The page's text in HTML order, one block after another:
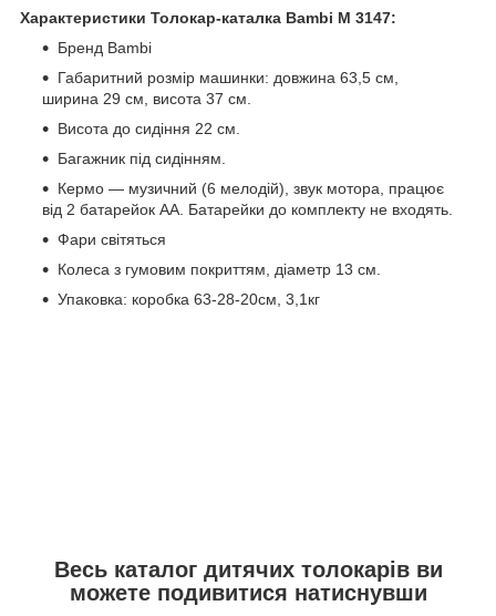
Характеристики Толокар-каталка Bambi M 3147:
Бренд Bambi
Габаритний розмір машинки: довжина 63,5 см,
ширина 29 см, висота 37 см.
Висота до сидіння 22 см.
Багажник під сидінням.
Кермо — музичний (6 мелодій), звук мотора, працює
від 2 батарейок АА. Батарейки до комплекту не входять.
Фари світяться
Колеса з гумовим покриттям, діаметр 13 см.
Упаковка: коробка 63-28-20см, 3,1кг
Весь каталог дитячих толокарів ви
можете подивитися натиснувши